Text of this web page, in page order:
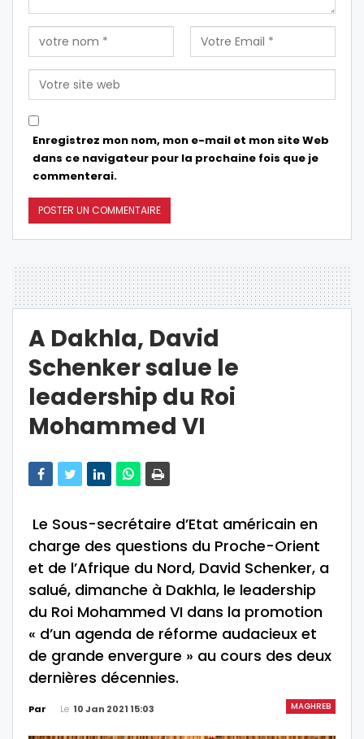
Enregistrez mon nom, mon e-mail et mon site Web
dans ce navigateur pour la prochaine fois que je
commenterai.
A Dakhla, David
Schenker salue le
leadership du Roi
Mohammed VI
Le Sous-secrétaire d’Etat américain en
charge des questions du Proche-Orient
et de l’Afrique du Nord, David Schenker, a
salué, dimanche à Dakhla, le leadership
du Roi Mohammed VI dans la promotion
« d’un agenda de réforme audacieux et
de grande envergure » au cours des deux
dernières décennies.
MAGHREB
Par Le 10 Jan 2021 15:03